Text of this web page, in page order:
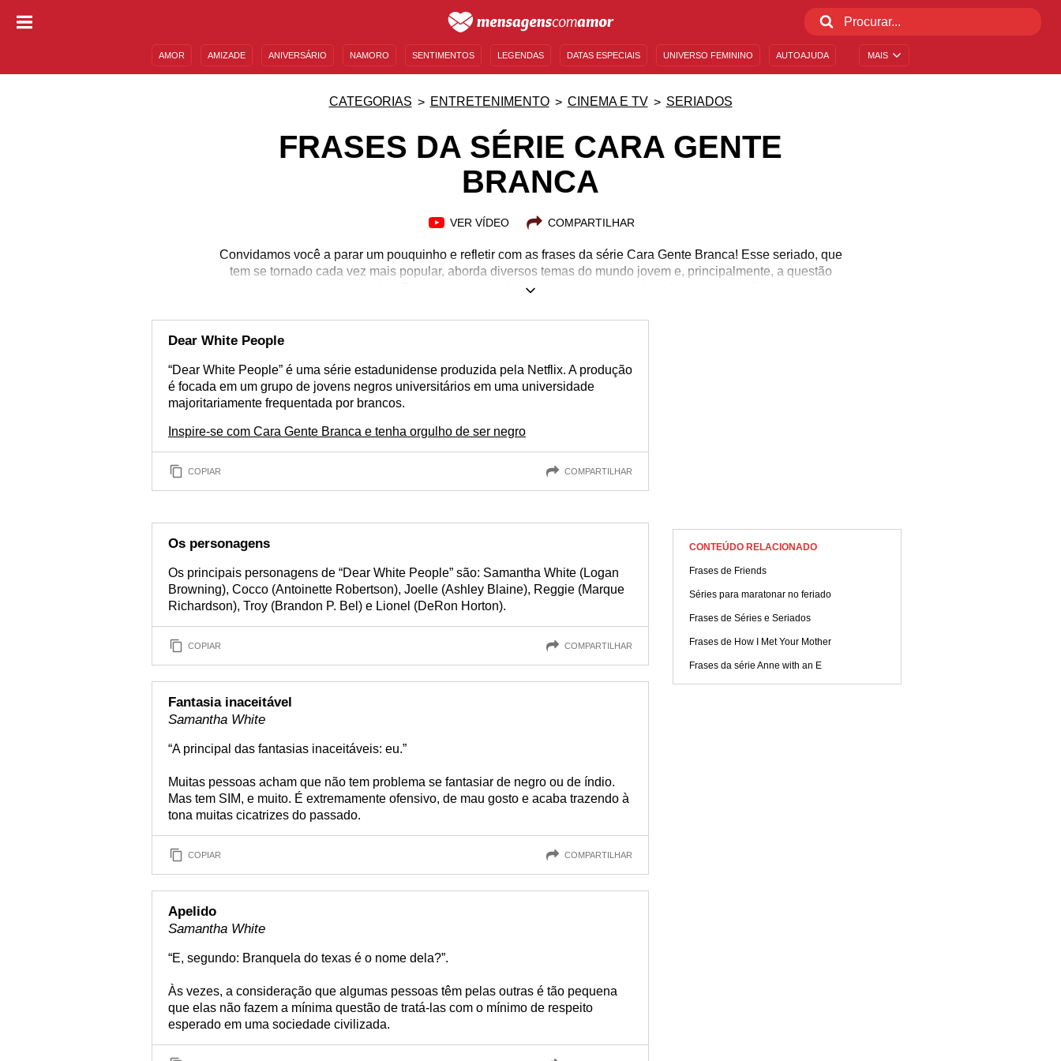
MAIS
AMOR AMIZADE ANIVERSÁRIO NAMORO SENTIMENTOS LEGENDAS DATAS ESPECIAIS UNIVERSO FEMININO AUTOAJUDA
CATEGORIAS ENTRETENIMENTO CINEMA E TV SERIADOS
FRASES DA SÉRIE CARA GENTE
BRANCA
VER VÍDEO COMPARTILHAR
Convidamos você a parar um pouquinho e refletir com as frases da série Cara Gente Branca! Esse seriado, que
tem se tornado cada vez mais popular, aborda diversos temas do mundo jovem e, principalmente, a questão
racial dentro das universidades. Em um mundo ainda extremamente marcado pelo racismo, a série nos convida
necessidades alheias. Inspire-se com o melhor da série e, se ainda não é fã, separe um tempinho na semana
porque com certeza essa série vai te cativar! É impossível desgrudar os olhos do Netflix nessas horas!
Dear White People
“Dear White People” é uma série estadunidense produzida pela Netflix. A produção
é focada em um grupo de jovens negros universitários em uma universidade
majoritariamente frequentada por brancos.
Inspire-se com Cara Gente Branca e tenha orgulho de ser negro
COPIAR COMPARTILHAR
Os personagens
Os principais personagens de “Dear White People” são: Samantha White (Logan
Browning), Cocco (Antoinette Robertson), Joelle (Ashley Blaine), Reggie (Marque
Richardson), Troy (Brandon P. Bel) e Lionel (DeRon Horton).
COPIAR COMPARTILHAR
Fantasia inaceitável
Samantha White
“A principal das fantasias inaceitáveis: eu.”
Muitas pessoas acham que não tem problema se fantasiar de negro ou de índio.
Mas tem SIM, e muito. É extremamente ofensivo, de mau gosto e acaba trazendo à
tona muitas cicatrizes do passado.
COPIAR COMPARTILHAR
Apelido
Samantha White
“E, segundo: Branquela do texas é o nome dela?”.
Às vezes, a consideração que algumas pessoas têm pelas outras é tão pequena
que elas não fazem a mínima questão de tratá-las com o mínimo de respeito
esperado em uma sociedade civilizada.
CONTEÚDO RELACIONADO
Frases de Friends
Séries para maratonar no feriado
Frases de Séries e Seriados
Frases de How I Met Your Mother
Frases da série Anne with an E